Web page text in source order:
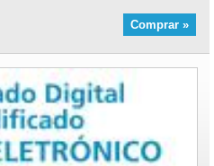
Comprar »